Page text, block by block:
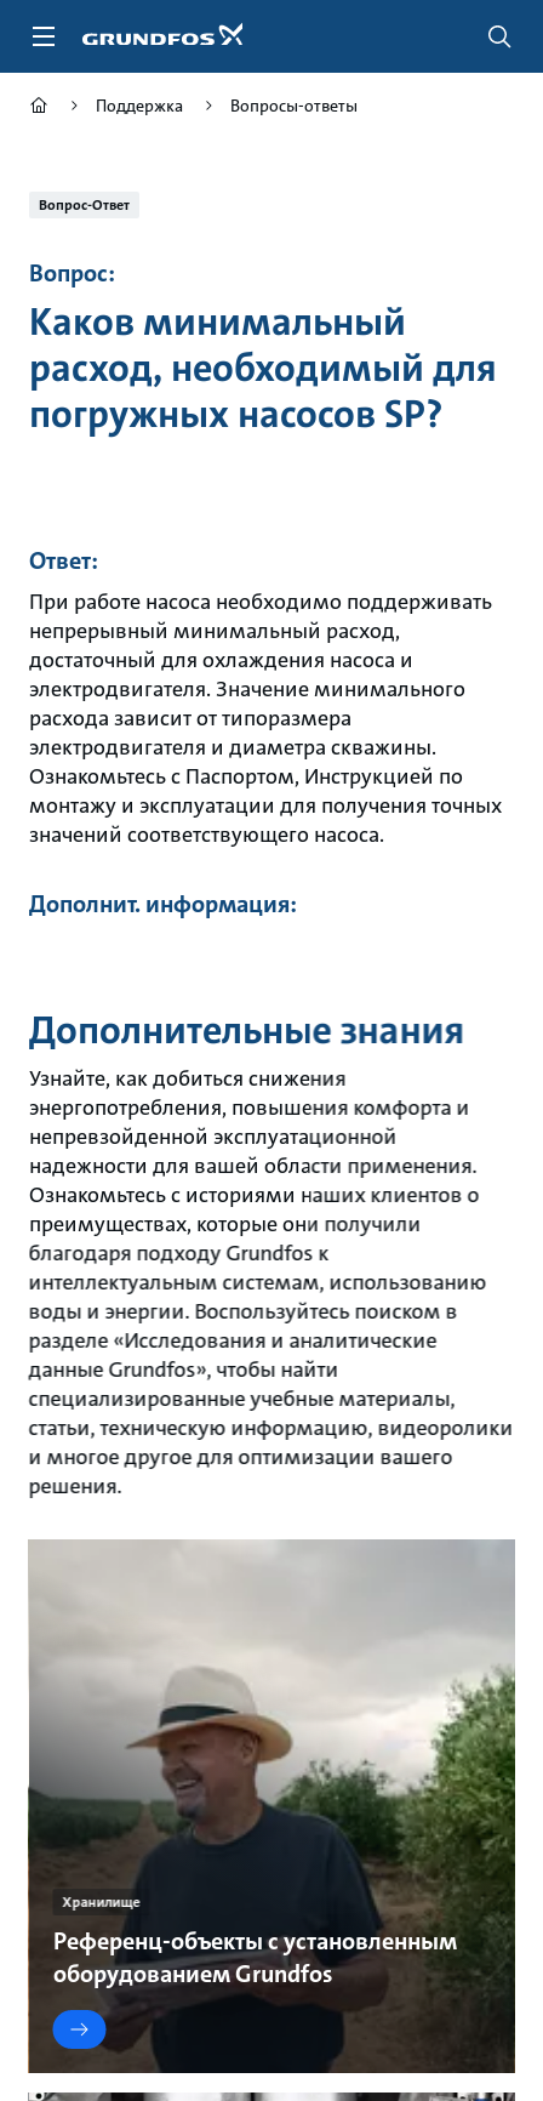
Поддержка Вопросы-ответы
Вопрос-Ответ
Вопрос:
Каков минимальный
расход, необходимый для
погружных насосов SP?
Ответ:
При работе насоса необходимо поддерживать
непрерывный минимальный расход,
достаточный для охлаждения насоса и
электродвигателя. Значение минимального
расхода зависит от типоразмера
электродвигателя и диаметра скважины.
Ознакомьтесь с Паспортом, Инструкцией по
монтажу и эксплуатации для получения точных
значений соответствующего насоса.
Дополнит. информация:
Дополнительные знания
Узнайте, как добиться снижения
энергопотребления, повышения комфорта и
непревзойденной эксплуатационной
надежности для вашей области применения.
Ознакомьтесь с историями наших клиентов о
преимуществах, которые они получили
благодаря подходу Grundfos к
интеллектуальным системам, использованию
воды и энергии. Воспользуйтесь поиском в
разделе «Исследования и аналитические
данные Grundfos», чтобы найти
специализированные учебные материалы,
статьи, техническую информацию, видеоролики
и многое другое для оптимизации вашего
решения.
Хранилище
Референц-объекты с установленным
оборудованием Grundfos